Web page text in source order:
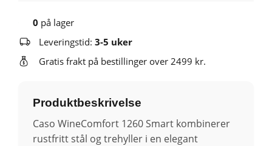
0 på lager
Leveringstid: 3-5 uker
Gratis frakt på bestillinger over 2499 kr.
Produktbeskrivelse
Caso WineComfort 1260 Smart kombinerer
rustfritt stål og trehyller i en elegant